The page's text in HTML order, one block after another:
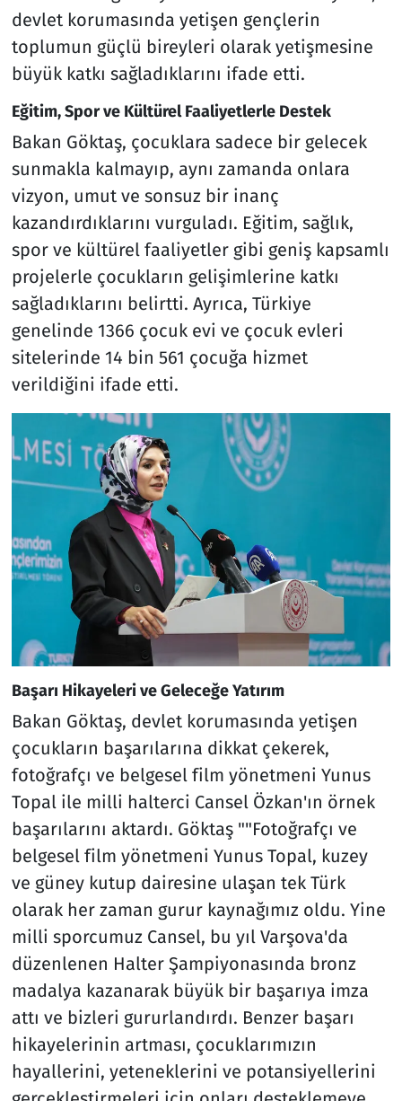
devlet korumasında yetişen gençlerin
toplumun güçlü bireyleri olarak yetişmesine
büyük katkı sağladıklarını ifade etti.
Eğitim, Spor ve Kültürel Faaliyetlerle Destek
Bakan Göktaş, çocuklara sadece bir gelecek
sunmakla kalmayıp, aynı zamanda onlara
vizyon, umut ve sonsuz bir inanç
kazandırdıklarını vurguladı. Eğitim, sağlık,
spor ve kültürel faaliyetler gibi geniş kapsamlı
projelerle çocukların gelişimlerine katkı
sağladıklarını belirtti. Ayrıca, Türkiye
genelinde 1366 çocuk evi ve çocuk evleri
sitelerinde 14 bin 561 çocuğa hizmet
verildiğini ifade etti.
Başarı Hikayeleri ve Geleceğe Yatırım
Bakan Göktaş, devlet korumasında yetişen
çocukların başarılarına dikkat çekerek,
fotoğrafçı ve belgesel film yönetmeni Yunus
Topal ile milli halterci Cansel Özkan'ın örnek
başarılarını aktardı. Göktaş ""Fotoğrafçı ve
belgesel film yönetmeni Yunus Topal, kuzey
ve güney kutup dairesine ulaşan tek Türk
olarak her zaman gurur kaynağımız oldu. Yine
milli sporcumuz Cansel, bu yıl Varşova'da
düzenlenen Halter Şampiyonasında bronz
madalya kazanarak büyük bir başarıya imza
attı ve bizleri gururlandırdı. Benzer başarı
hikayelerinin artması, çocuklarımızın
hayallerini, yeteneklerini ve potansiyellerini